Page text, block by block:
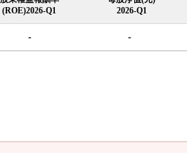
(ROE)2026-Q1
2026-Q1
- -